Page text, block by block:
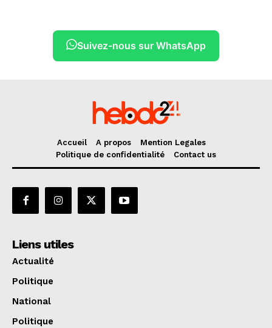
Suivez-nous sur WhatsApp
Accueil A propos
Mention Legales
Politique de confidentialité
Contact us
Liens utiles
Actualité
Politique
National
Politique